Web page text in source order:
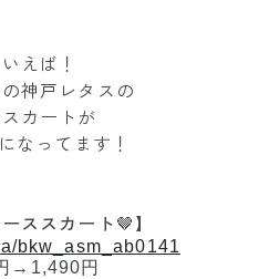
えば！
神戸レタスの
カートが
なってます！
ススカート🤎】
bkw_asm_ab0141
→1,490円